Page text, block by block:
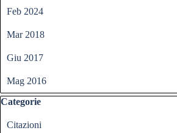
Feb 2024
Mar 2018
Giu 2017
Mag 2016
Salta blocco Categorie
Categorie
Citazioni